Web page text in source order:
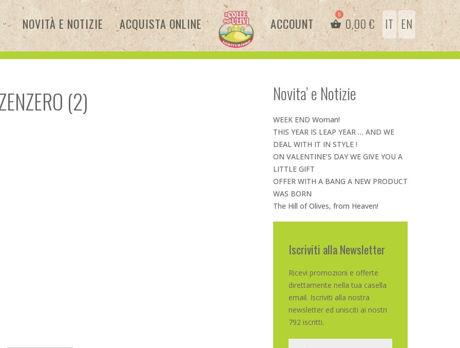
NOVITÀ E NOTIZIE ACQUISTA ONLINE ACCOUNT 0,00€ IT EN
(2) Novita’ e Notizie
WEEK END Woman!
THIS YEAR IS LEAP YEAR … AND WE
DEAL WITH IT IN STYLE !
ON VALENTINE’S DAY WE GIVE YOU A
LITTLE GIFT
OFFER WITH A BANG A NEW PRODUCT
WAS BORN
The Hill of Olives, from Heaven!
Iscriviti alla Newsletter
Ricevi promozioni e offerte
direttamente nella tua casella
email. Iscriviti alla nostra
newsletter ed unisciti ai nostri
792 iscritti.